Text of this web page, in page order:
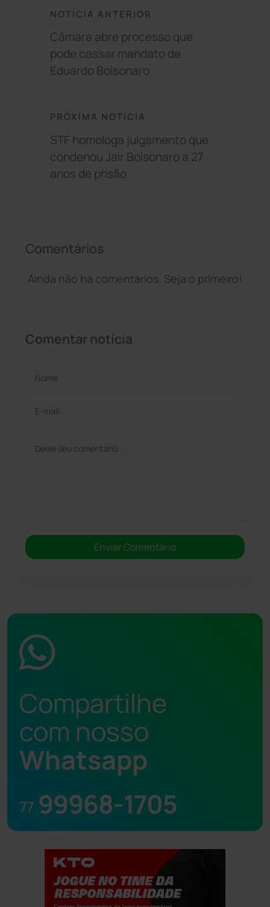
NOTÍCIA ANTERIOR
Câmara abre processo que
pode cassar mandato de
Eduardo Bolsonaro
PRÓXIMA NOTÍCIA
STF homologa julgamento que
condenou Jair Bolsonaro a 27
anos de prisão
Comentários
Ainda não há comentários. Seja o primeiro!
Comentar notícia
Compartilhe
com nosso
Whatsapp
77 99968-1705